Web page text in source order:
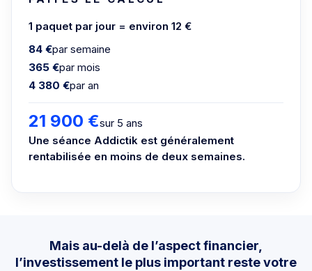
1 paquet par jour = environ 12 €
84 €par semaine
365 €par mois
4 380 €par an
21 900 €sur 5 ans
Une séance Addictik est généralement
rentabilisée en moins de deux semaines.
Mais au-delà de l’aspect financier,
l’investissement le plus important reste votre